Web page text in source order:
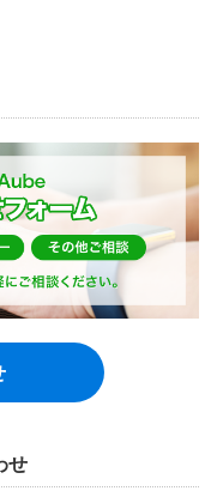
せ